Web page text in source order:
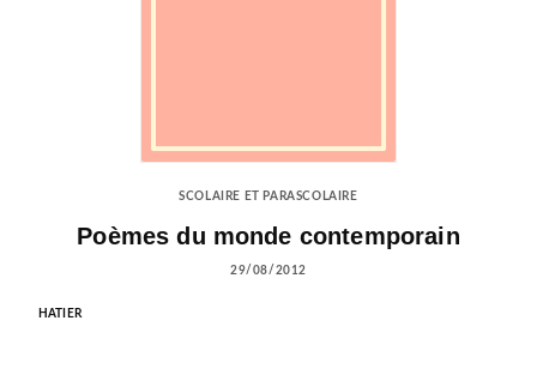
SCOLAIRE ET PARASCOLAIRE
Poèmes du monde contemporain
29/08/2012
HATIER